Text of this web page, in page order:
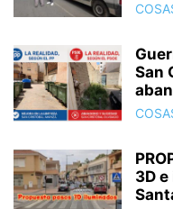
San
3D